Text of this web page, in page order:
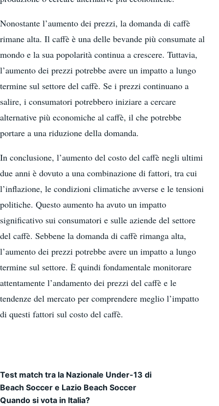
Nonostante l’aumento dei prezzi, la domanda di caffè
rimane alta. Il caffè è una delle bevande più consumate al
mondo e la sua popolarità continua a crescere. Tuttavia,
l’aumento dei prezzi potrebbe avere un impatto a lungo
termine sul settore del caffè. Se i prezzi continuano a
salire, i consumatori potrebbero iniziare a cercare
alternative più economiche al caffè, il che potrebbe
portare a una riduzione della domanda.
In conclusione, l’aumento del costo del caffè negli ultimi
due anni è dovuto a una combinazione di fattori, tra cui
l’inflazione, le condizioni climatiche avverse e le tensioni
politiche. Questo aumento ha avuto un impatto
significativo sui consumatori e sulle aziende del settore
del caffè. Sebbene la domanda di caffè rimanga alta,
l’aumento dei prezzi potrebbe avere un impatto a lungo
termine sul settore. È quindi fondamentale monitorare
attentamente l’andamento dei prezzi del caffè e le
tendenze del mercato per comprendere meglio l’impatto
di questi fattori sul costo del caffè.
Navigazione articoli
Test match tra la Nazionale Under-13 di
Beach Soccer e Lazio Beach Soccer
Quando si vota in Italia?